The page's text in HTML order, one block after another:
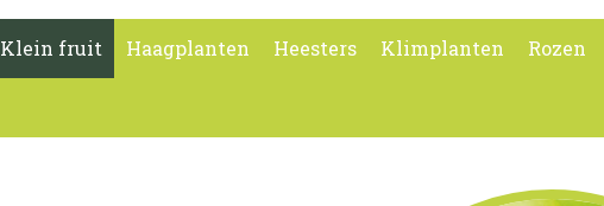
Klein fruit Haagplanten Heesters Klimplanten Rozen